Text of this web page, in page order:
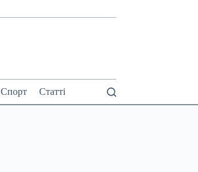
Спорт Статті